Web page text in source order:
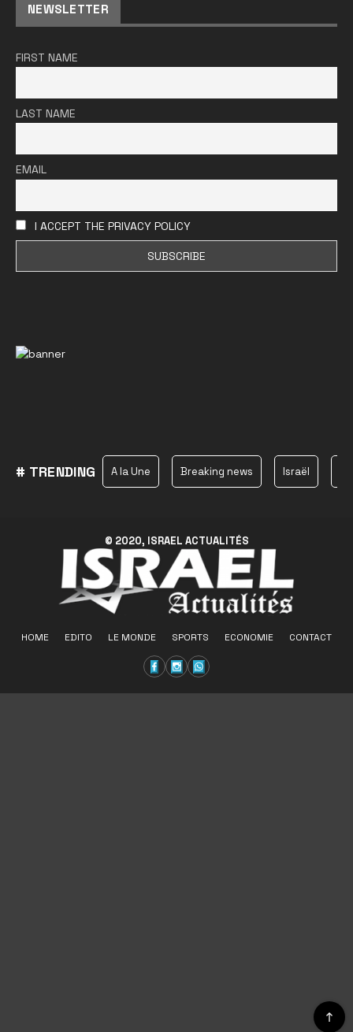
NEWSLETTER
FIRST NAME
LAST NAME
EMAIL
I ACCEPT THE PRIVACY POLICY
# TRENDING A la Une Breaking news Israël
© 2020, ISRAEL ACTUALITÉS
HOME EDITO LE MONDE SPORTS ECONOMIE CONTACT